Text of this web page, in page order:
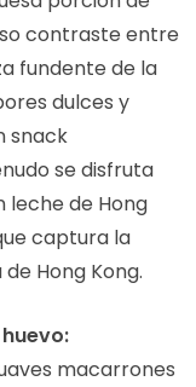
contraste entre
fundente de la
dulces y
snack
se disfruta
leche de Hong
captura la
Hong Kong.
macarrones